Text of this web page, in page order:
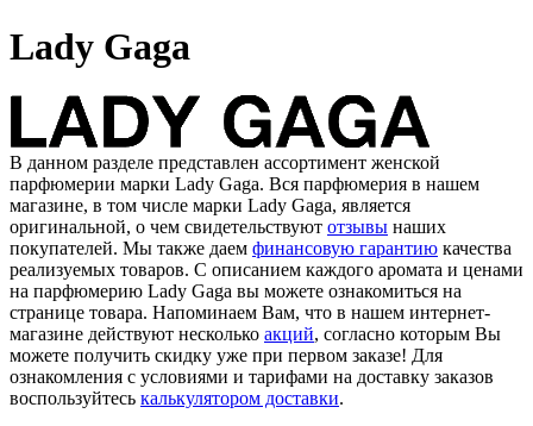
Lady Gaga
В данном разделе представлен ассортимент женской
парфюмерии марки Lady Gaga. Вся парфюмерия в нашем
магазине, в том числе марки Lady Gaga, является
оригинальной, о чем свидетельствуют отзывы наших
покупателей. Мы также даем финансовую гарантию качества
реализуемых товаров. С описанием каждого аромата и ценами
на парфюмерию Lady Gaga вы можете ознакомиться на
странице товара. Напоминаем Вам, что в нашем интернет-
магазине действуют несколько акций, согласно которым Вы
можете получить скидку уже при первом заказе! Для
ознакомления с условиями и тарифами на доставку заказов
воспользуйтесь калькулятором доставки.